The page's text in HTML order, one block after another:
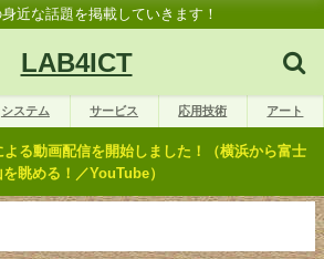
身近な話題を掲載していきます！
LAB4ICT
システム サービス 応用技術 アート
よる動画配信を開始しました！（横浜から富士
を眺める！／YouTube）